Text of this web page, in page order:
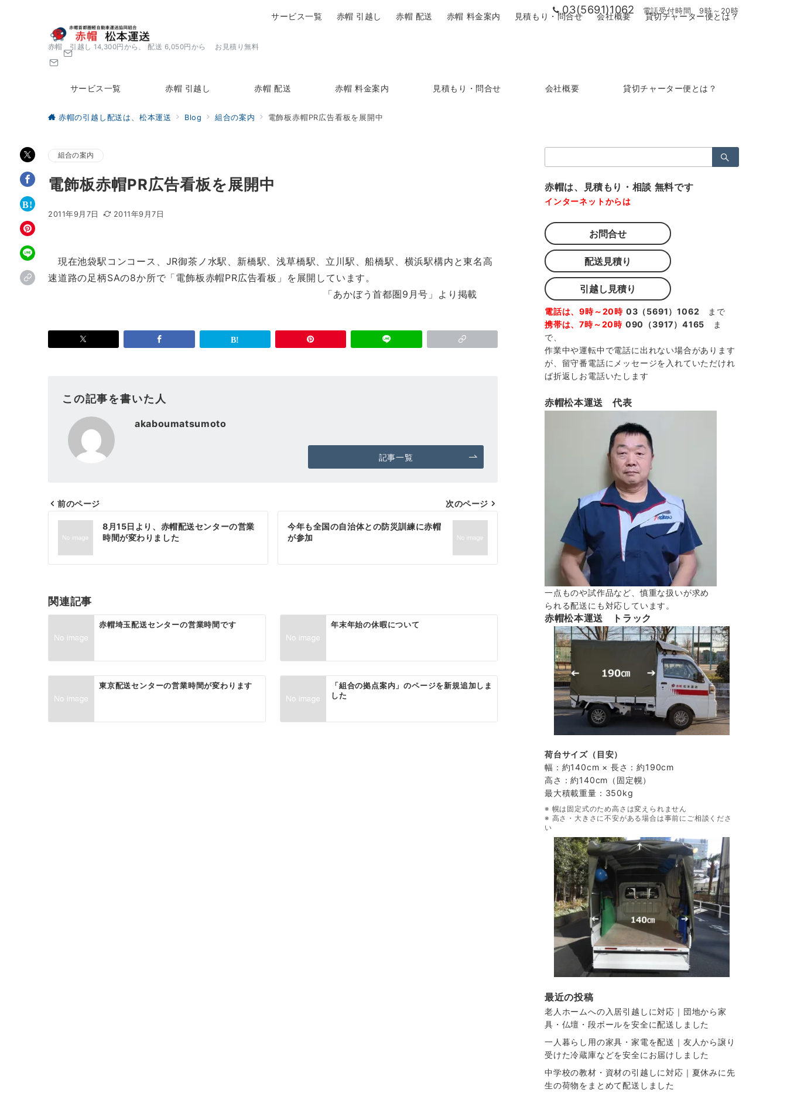
03(5691)1062 電話受付時間 9時～20時
赤帽 引越し 14,300円から、 配送 6,050円から お見積り無料
サービス一覧 赤帽 引越し 赤帽 配送 赤帽 料金案内 見積もり・問合せ 会社概要 貸切チャーター便とは？
サービス一覧 赤帽 引越し 赤帽 配送 赤帽 料金案内 見積もり・問合せ 会社概要 貸切チャーター便とは？
赤帽の引越し配送は、松本運送 Blog 組合の案内 電飾板赤帽PR広告看板を展開中
組合の案内
電飾板赤帽PR広告看板を展開中
2011年9月7日 2011年9月7日
現在池袋駅コンコース、JR御茶ノ水駅、新橋駅、浅草橋駅、立川駅、船橋駅、横浜駅構内と東名高
速道路の足柄SAの8か所で「電飾板赤帽PR広告看板」を展開しています。
「あかぼう首都圏9月号」より掲載
この記事を書いた人
akaboumatsumoto
記事一覧
投
ナ
ゲ
ー
シ
ョ
ン
前のページ
8月15日より、赤帽配送センターの営業
時間が変わりました
次のページ
今年も全国の自治体との防災訓練に赤帽
が参加
関連記事
赤帽埼玉配送センターの営業時間です 年末年始の休暇について
東京配送センターの営業時間が変わります
「組合の拠点案内」のページを新規追加しま
した
索：
赤帽は、見積もり・相談 無料です
インターネットからは
お問合せ
配送見積り
引越し見積り
電話は、9時～20時 03（5691）1062 まで
携帯は、7時～20時 090（3917）4165 ま
で、
作業中や運転中で電話に出れない場合があります
が、留守番電話にメッセージを入れていただけれ
ば折返しお電話いたします
赤帽松本運送 代表
一点ものや試作品など、慎重な扱いが求め
られる配送にも対応しています。
赤帽松本運送 トラック
荷台サイズ（目安）
幅：約140cm × 長さ：約190cm
高さ：約140cm（固定幌）
最大積載重量：350kg
※ 幌は固定式のため高さは変えられません
※ 高さ・大きさに不安がある場合は事前にご相談くださ
い
最近の投稿
老人ホームへの入居引越しに対応｜団地から家
具・仏壇・段ボールを安全に配送しました
一人暮らし用の家具・家電を配送｜友人から譲り
受けた冷蔵庫などを安全にお届けしました
中学校の教材・資材の引越しに対応｜夏休みに先
生の荷物をまとめて配送しました